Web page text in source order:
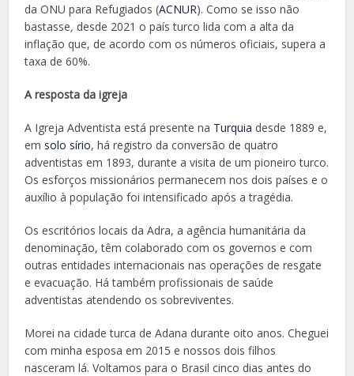
da ONU para Refugiados (ACNUR). Como se isso não
bastasse, desde 2021 o país turco lida com a alta da
inflação que, de acordo com os números oficiais, supera a
taxa de 60%.
A resposta da igreja
A Igreja Adventista está presente na Turquia desde 1889 e,
em solo sírio, há registro da conversão de quatro
adventistas em 1893, durante a visita de um pioneiro turco.
Os esforços missionários permanecem nos dois países e o
auxílio à população foi intensificado após a tragédia.
Os escritórios locais da Adra, a agência humanitária da
denominação, têm colaborado com os governos e com
outras entidades internacionais nas operações de resgate
e evacuação. Há também profissionais de saúde
adventistas atendendo os sobreviventes.
Morei na cidade turca de Adana durante oito anos. Cheguei
com minha esposa em 2015 e nossos dois filhos
nasceram lá. Voltamos para o Brasil cinco dias antes do